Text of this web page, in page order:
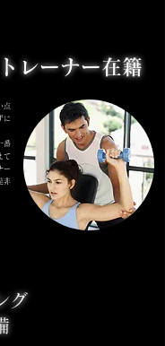
​トレーナー在籍
点
に
番
て
ー
非
グ